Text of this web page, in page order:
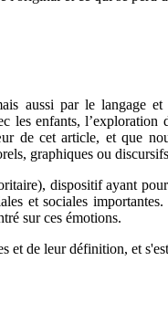
aussi par le langage
enfants,
de cet article, et que
graphiques ou
dispositif ayant
et sociales
sur ces émotions.
et de leur définition, et